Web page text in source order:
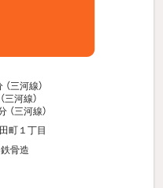
（三河線）
三河線）
（三河線）
町１丁目
骨造